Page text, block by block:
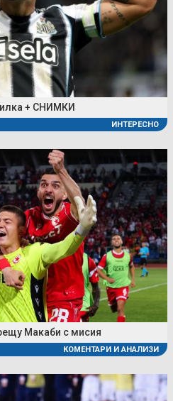
+ СНИМКИ
ИНТЕРЕСНО
Макаби с мисия
КОМЕНТАРИ И АНАЛИЗИ